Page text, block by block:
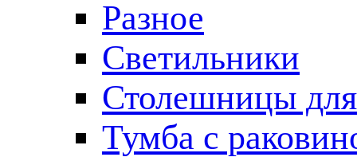
Разное
Светильники
Столешницы
Тумба с